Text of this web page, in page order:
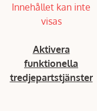
Innehållet kan inte
visas
Aktivera
funktionella
tredjepartstjänster